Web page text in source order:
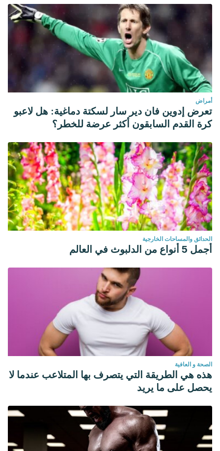
أمراض
تعرض إدوين فان دير سار لسكتة دماغية: هل لاعبو
كرة القدم السابقون أكثر عرضة للخطر؟
الحدائق والمساحات الخارجية
أجمل 5 أنواع من الدلبوث في العالم
الصحة و العافية
هذه هي الطريقة التي يتصرف بها المتلاعب عندما لا
يحصل على ما يريد